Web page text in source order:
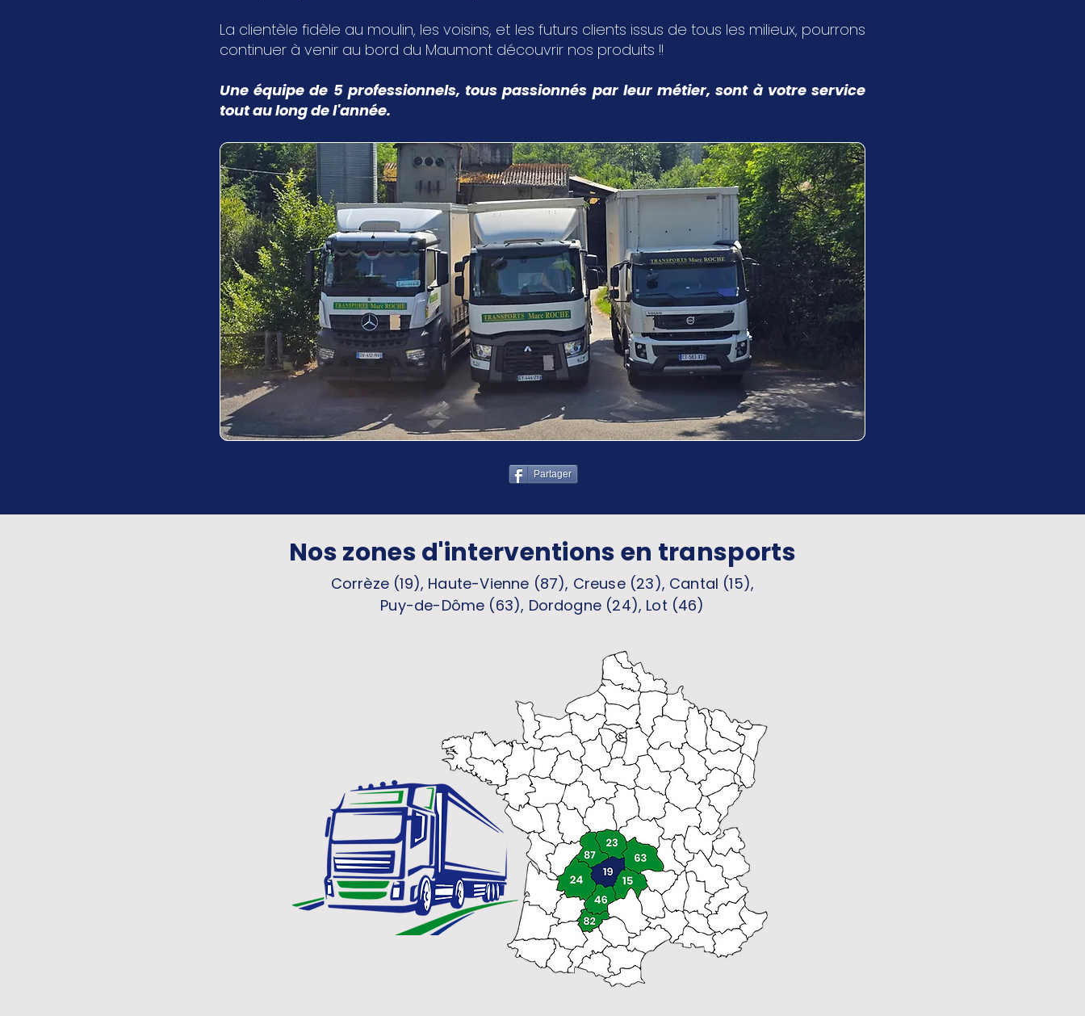
La clientèle fidèle au moulin, les voisins, et les futurs clients issus de tous les milieux, pourrons
continuer à venir au bord du Maumont découvrir nos produits !!
Une équipe de 5 professionnels, tous passionnés par leur métier, sont à votre service
tout au long de l'année.
Partager
Nos zones d'interventions en transports
Corrèze (19), Haute-Vienne (87), Creuse (23), Cantal (15),
Puy-de-Dôme (63), Dordogne (24), Lot (46)